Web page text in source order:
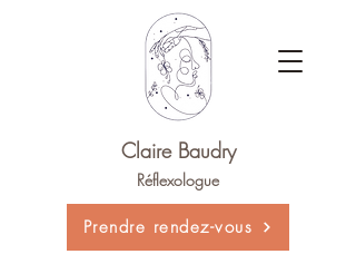
Claire Baudry
Réflexologue
Prendre rendez-vous